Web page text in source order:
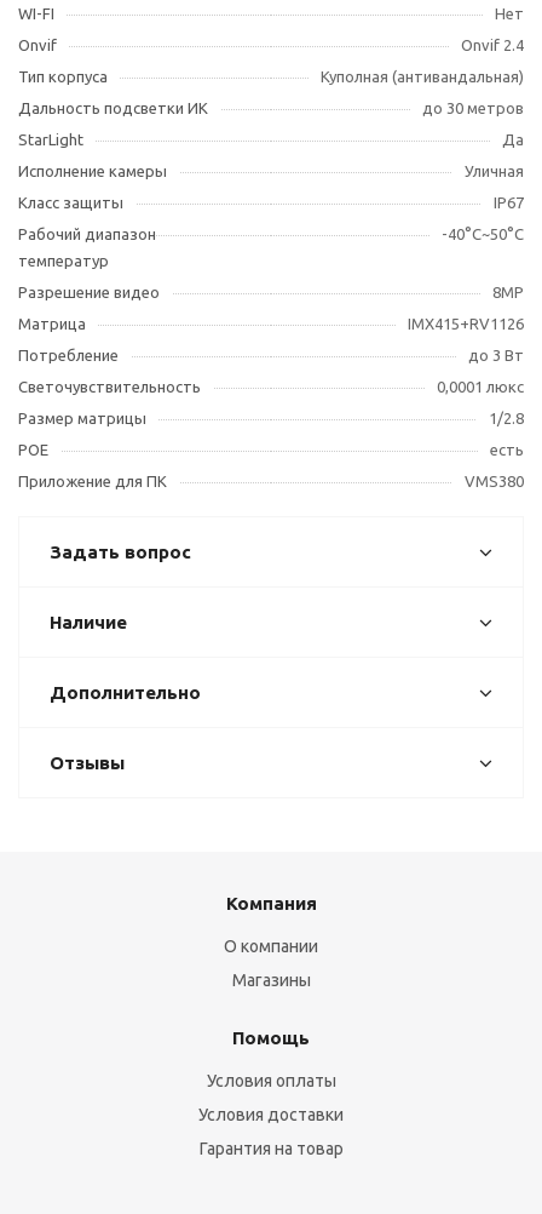
WI-FI
Нет
Оnvif
Onvif 2.4
Тип корпуса
Куполная (антивандальная)
Дальность подсветки ИК
до 30 метров
StarLight
Да
Исполнение камеры
Уличная
Класс защиты
IP67
Рабочий диапазон
температур
-40°С~50°С
Разрешение видео
8MP
Матрица
IMX415+RV1126
Потребление
до 3 Вт
Светочувствительность
0,0001 люкс
Размер матрицы
1/2.8
POE
есть
Приложение для ПК
VMS380
Задать вопрос
Наличие
Дополнительно
Отзывы
Компания
О компании
Магазины
Помощь
Условия оплаты
Условия доставки
Гарантия на товар